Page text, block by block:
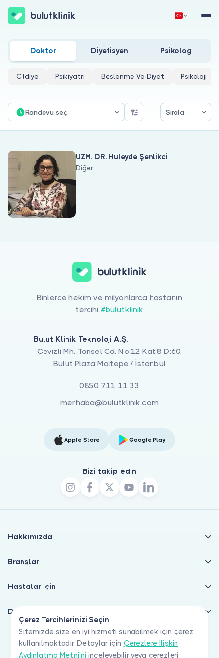
Hastalar için
Doktorlar için
Doktor musunuz?
Hemen Kaydol Giriş Yap
Ameliyat Izlerinin Tedavisi Doktorları
Doktor Diyetisyen Psikolog
Cildiye Psikiyatri Beslenme Ve Diyet Psikoloji
Randevu seç Sırala
UZM. DR. Huleyde Şenlikci
Diğer
Çerez Tercihlerinizi Seçin
Sitemizde size en iyi hizmeti sunabilmek için çerez
kullanılmaktadır. Detaylar için Çerezlere İlişkin
Aydınlatma Metni'ni inceleyebilir veya çerezleri
Binlerce hekim ve milyonlarca hastanın
tercihi #bulutklinik
Bulut Klinik Teknoloji A.Ş.
Cevizli Mh. Tansel Cd. No:12 Kat:8 D:60,
Bulut Plaza Maltepe / İstanbul
0850 711 11 33
merhaba@bulutklinik.com
Apple Store Google Play
Bizi takip edin
Hakkımızda
Branşlar
Hastalar için
Doktorlar için